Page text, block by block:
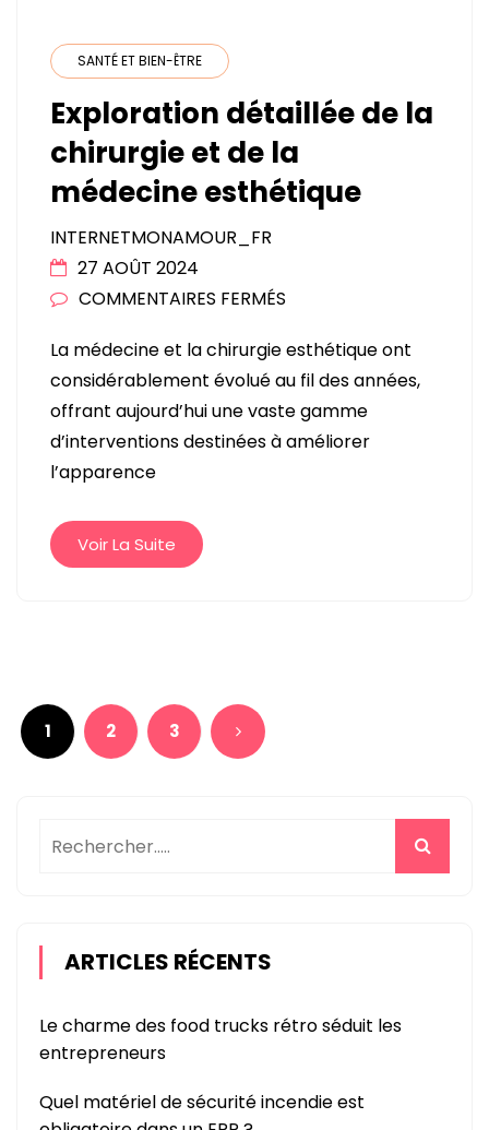
SANTÉ ET BIEN-ÊTRE
Exploration détaillée de la
chirurgie et de la
médecine esthétique
INTERNETMONAMOUR_FR
27 AOÛT 2024
COMMENTAIRES FERMÉS
DÉTAILLÉE
DE
LA
CHIRURGIE
La médecine et la chirurgie esthétique ont
considérablement évolué au fil des années,
offrant aujourd’hui une vaste gamme
d’interventions destinées à améliorer
l’apparence
Voir La Suite
des
publications
1 2 3
ARTICLES RÉCENTS
Le charme des food trucks rétro séduit les
entrepreneurs
Quel matériel de sécurité incendie est